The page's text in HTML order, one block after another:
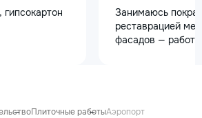
Занимаюсь
реставрацией
фасадов —
устранение
Плиточные работыАэропорт